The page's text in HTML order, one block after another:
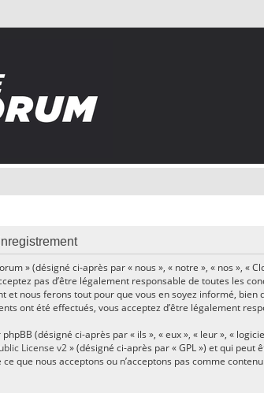
» (désigné ci-après par « nous », « notre », « nos »,
pas d’être légalement responsable de toutes les
et nous ferons tout pour que vous en soyez informé,
ont été effectués, vous acceptez d’être légalement
(désigné ci-après par « ils », « eux », « leur », «
License v2» (désigné ci-après par « GPL ») et qui peut
ce que nous acceptons ou n’acceptons pas comme